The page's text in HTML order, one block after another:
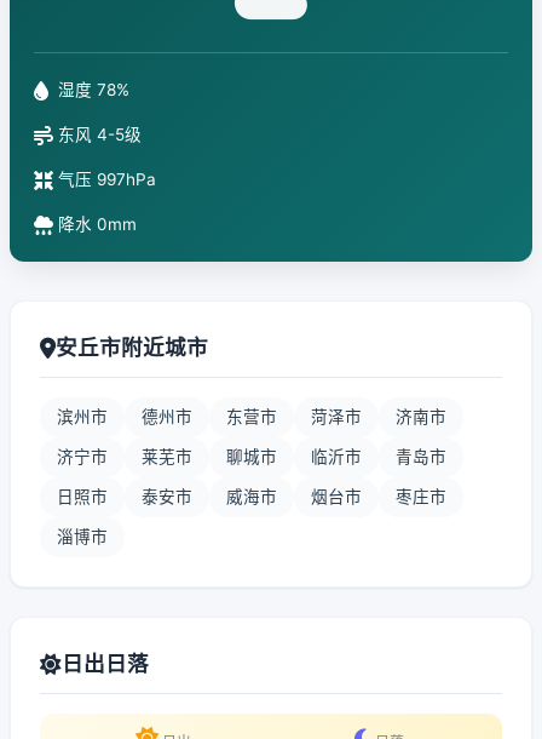
湿度 78%
东风 4-5级
气压 997hPa
降水 0mm
安丘市附近城市
滨州市 德州市 东营市 菏泽市 济南市
济宁市 莱芜市 聊城市 临沂市 青岛市
日照市 泰安市 威海市 烟台市 枣庄市
淄博市
日出日落